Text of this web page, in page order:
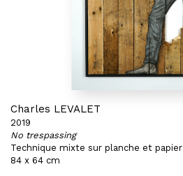
Charles LEVALET
2019
No trespassing
Technique mixte sur planche et papier
84 x 64 cm